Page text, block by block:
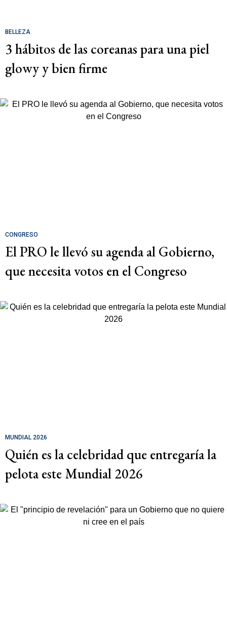
BELLEZA
3 hábitos de las coreanas para una piel
glowy y bien firme
CONGRESO
El PRO le llevó su agenda al Gobierno,
que necesita votos en el Congreso
MUNDIAL 2026
Quién es la celebridad que entregaría la
pelota este Mundial 2026